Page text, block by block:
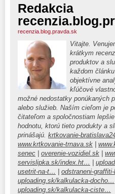
Redakcia
recenzia.blog.pravda.sk
Vitajte.
krátkym
produktov a
každom
objektívne
kľúčové
možné nedostatky ponúkaných
alebo služieb. Naším cieľom je
čitateľom a spoločnostiam
hodnotu, ktorú tieto produkty a
prinášajú. krtkovanie-
www.krtkovanie-trnava.sk |
senec | overenie-vozidiel.sk |
servislipka.sk/index.ht… |
usetrit-na-t… | odstraneni-
uploading.sk/kalkulacka-docho…
uploading.sk/kalkulacka-ciste…